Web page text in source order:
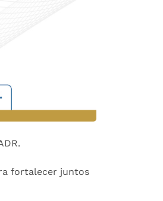
fortalecer juntos